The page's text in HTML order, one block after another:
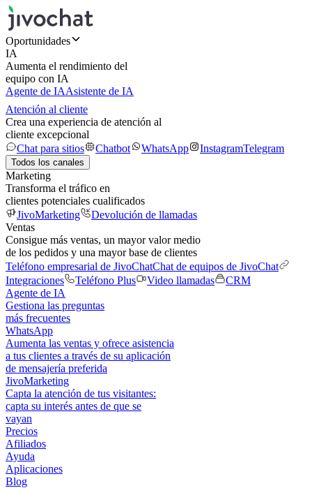
Oportunidades
IA
Aumenta el rendimiento del
equipo con IA
Agente de IAAsistente de IA
Atención al cliente
Crea una experiencia de atención al
cliente excepcional
Chat para sitios
Chatbot WhatsApp InstagramTelegram
Todos los canales
Marketing
Transforma el tráfico en
clientes potenciales cualificados
JivoMarketing
Devolución de llamadas
Ventas
Consigue más ventas, un mayor valor medio
de los pedidos y una mayor base de clientes
Teléfono empresarial de JivoChatChat de equipos de JivoChat
Integraciones
Teléfono Plus Video llamadas
CRM
Agente de IA
Gestiona las preguntas
más frecuentes
WhatsApp
Aumenta las ventas y ofrece asistencia
a tus clientes a través de su aplicación
de mensajería preferida
JivoMarketing
Capta la atención de tus visitantes:
capta su interés antes de que se
vayan
Precios
Afiliados
Ayuda
Aplicaciones
Blog